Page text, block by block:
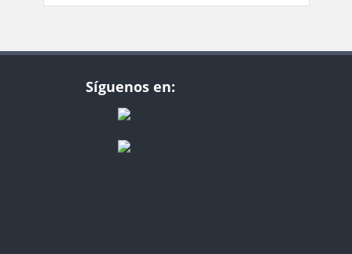
Síguenos en: